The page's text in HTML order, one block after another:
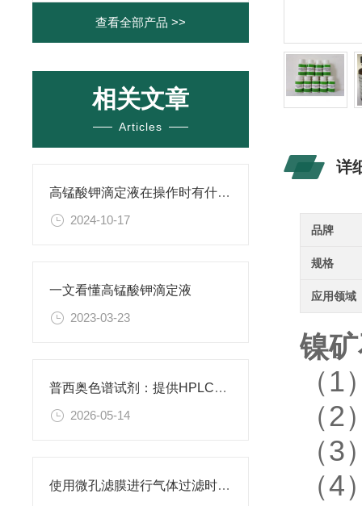
查看全部产品 >>
相关文章
Articles
高锰酸钾滴定液在操作时有什么要领可言呢？
2024-10-17
一文看懂高锰酸钾滴定液
2023-03-23
普西奥色谱试剂：提供HPLC级、LC-MS级等多种规格色谱试剂
2026-05-14
使用微孔滤膜进行气体过滤时，有哪些注意事项和常见问题需要关注？
详
品牌
规格
应用领域
镍
（
（
（
（